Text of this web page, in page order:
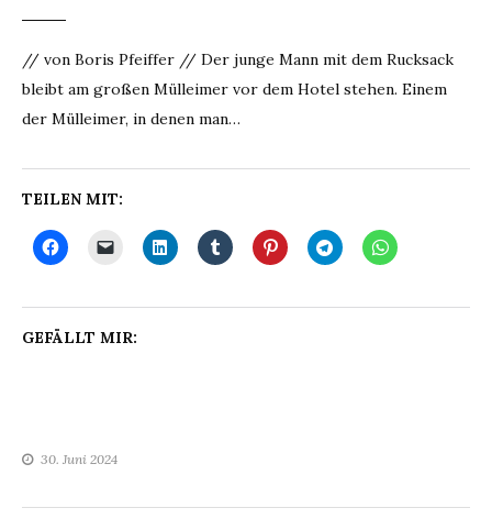
// von Boris Pfeiffer // Der junge Mann mit dem Rucksack
bleibt am großen Mülleimer vor dem Hotel stehen. Einem
der Mülleimer, in denen man…
TEILEN MIT:
GEFÄLLT MIR:
30. Juni 2024